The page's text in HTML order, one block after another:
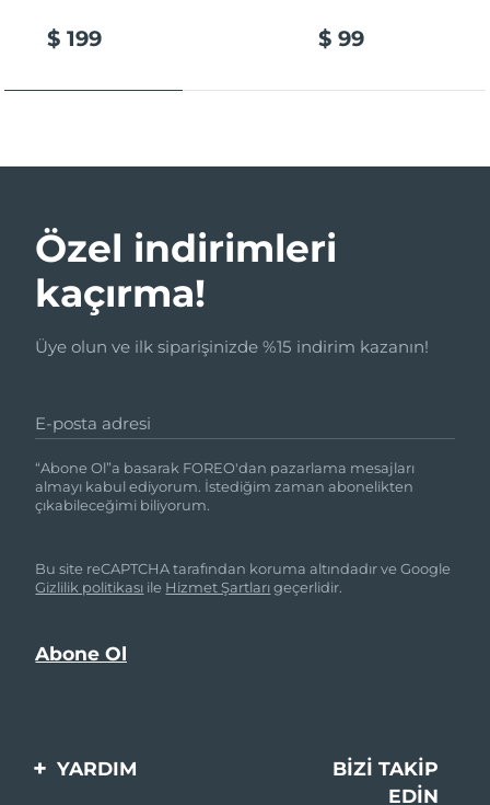
$ 199 $ 99
Özel indirimleri
kaçırma!
Üye olun ve ilk siparişinizde %15 indirim kazanın!
E-posta adresi
“Abone Ol”a basarak FOREO'dan pazarlama mesajları
almayı kabul ediyorum. İstediğim zaman abonelikten
çıkabileceğimi biliyorum.
Bu site reCAPTCHA tarafından koruma altındadır ve Google
Gizlilik politikası ile Hizmet Şartlarıgeçerlidir.
YARDIM
BIZI TAKIP
EDIN